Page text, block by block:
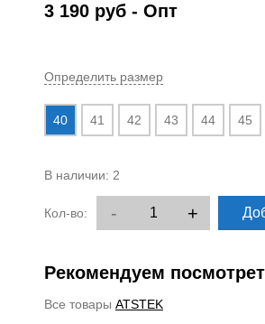
3 190 руб - Опт
Определить размер
40 41 42 43 44 45
В наличии: 2
Кол-во: - +
Рекомендуем
Все товары ATSTEK